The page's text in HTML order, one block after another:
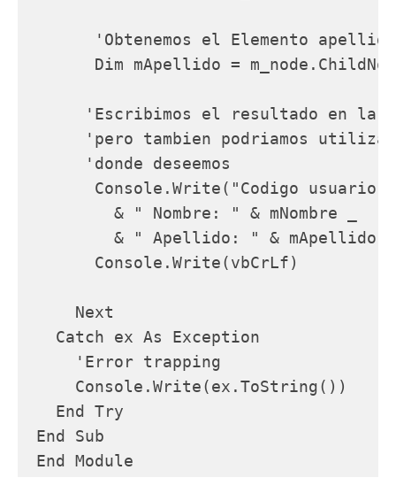
       'Obtenemos el Elemento apellido
Dim mApellido =
'Escribimos el resultado en la
'pero tambien podriamos
      'donde deseemos
Console.Write("Codigo usuario:
         & " Nombre: " & mNombre _
         & " Apellido: " & mApellido)
       Console.Write(vbCrLf)
     Next
   Catch ex As Exception
     'Error trapping
     Console.Write(ex.ToString())
   End Try
End Sub
End Module